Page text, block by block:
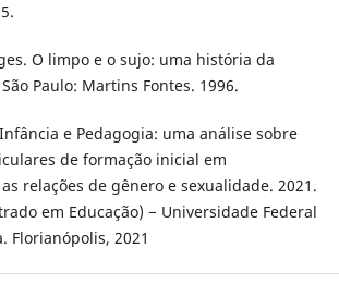
O limpo e o sujo: uma história da
Paulo: Martins Fontes. 1996.
e Pedagogia: uma análise sobre
de formação inicial em
relações de gênero e sexualidade. 2021.
em Educação) − Universidade Federal
Florianópolis, 2021